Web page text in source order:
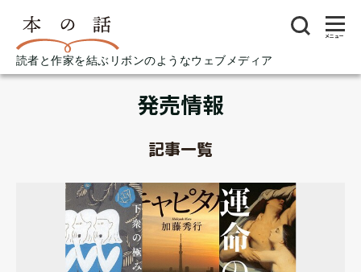
読者と作家を結ぶリボンのようなウェブメディア
メニュー
発売情報
記事一覧